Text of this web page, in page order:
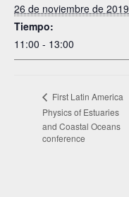
26 de noviembre de 2019
Tiempo:
11:00 - 13:00
First Latin America
Physics of Estuaries
and Coastal Oceans
conference